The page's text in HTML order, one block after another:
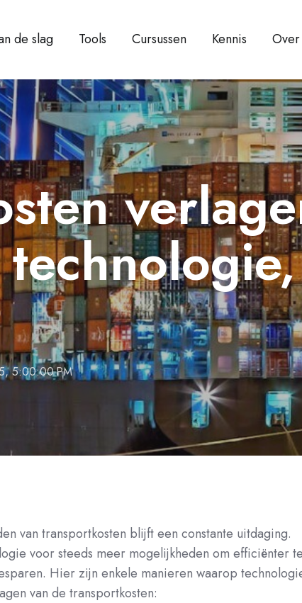
de slag Tools Cursussen Kennis Over
5:00:00 PM
van transportkosten blijft een constante uitdaging.
voor steeds meer mogelijkheden om efficiënter te
Hier zijn enkele manieren waarop
van de transportkosten: